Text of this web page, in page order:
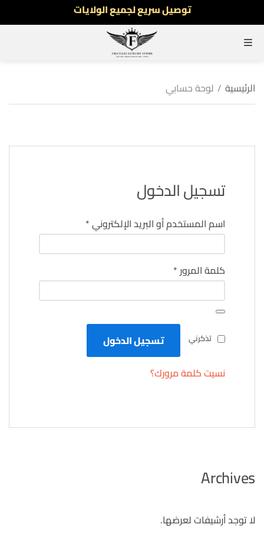
نفخر بأكثر من 5000 مشتري سعيد
أطلب الآن والدفع فقط عند استلام المنتج
توصيل سريع لجميع الولايات
القائمة
الرئيسية / لوحة حسابي
تسجيل الدخول
اسم المستخدم أو البريد الإلكتروني*
كلمة المرور*
تذكرني
تسجيل الدخول
نسيت كلمة مرورك؟
Archives
لا توجد أرشيفات لعرضها.